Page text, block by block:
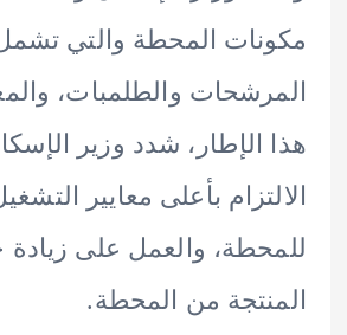
المحطة والتي تشمل مبنى
والطلمبات، والمعمل،
شدد وزير الإسكان على
بأعلى معايير التشغيل
والعمل على زيادة جودة
من المحطة.